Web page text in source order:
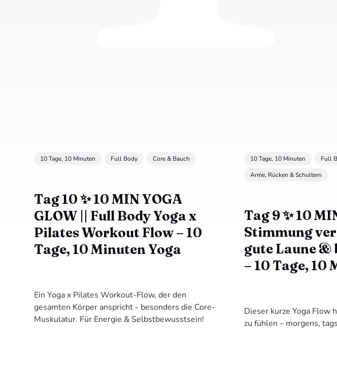
10 Tage, 10 Minuten Full Body Core & Bauch
Tag 10 ✨ 10 MIN YOGA
GLOW || Full Body Yoga x
Pilates Workout Flow – 10
Tage, 10 Minuten Yoga
Ein Yoga x Pilates Workout-Flow, der den
gesamten Körper anspricht - besonders die Core-
Muskulatur. Für Energie & Selbstbewusstsein!
10 Tage, 10 Minuten
Full
Arme, Rücken & Schultern
Tag 9 ✨ 10
Stimmung
gute Laune &
– 10 Tage, 10
Dieser kurze Yoga Flow
zu fühlen –